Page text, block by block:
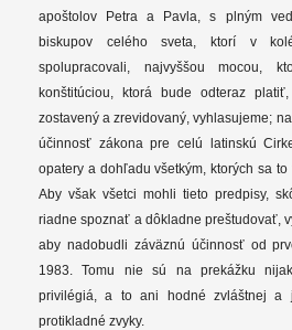
apoštolov Petra a Pavla, s plným
biskupov celého sveta, ktorí v
spolupracovali, najvyššou mocou,
konštitúciou, ktorá bude odteraz
zostavený a zrevidovaný, vyhlasujeme;
účinnosť zákona pre celú latinskú
opatery a dohľadu všetkým, ktorých sa to
Aby však všetci mohli tieto predpisy,
riadne spoznať a dôkladne preštudovať,
aby nadobudli záväznú účinnosť od
1983. Tomu nie sú na prekážku
privilégiá, a to ani hodné zvláštnej a
protikladné zvyky.